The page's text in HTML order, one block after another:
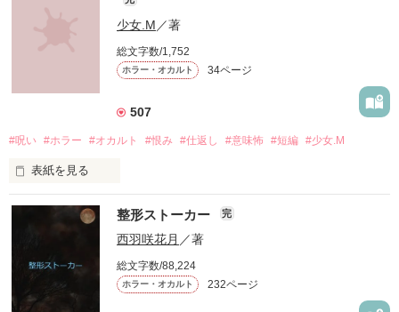
そんな告白をしてきたのは
一般女子高生
少女.M ／著
総文字数/1,752
ホラー・オカルト 34ページ
507
#呪い #ホラー #オカルト #恨み #仕返し #意味怖 #短編 #少女.M
表紙を見る
憎い。悔しい。見返したい。不幸になればいい。
私をいじめたアイツ。
整形ストーカー 完
西羽咲花月 ／著
総文字数/88,224
ホラー・オカルト 232ページ